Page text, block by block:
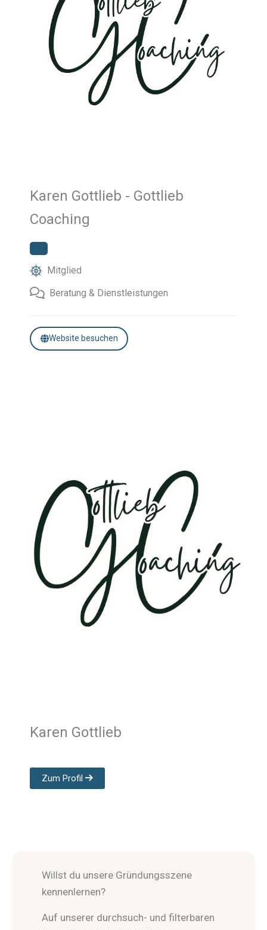
Karen Gottlieb - Gottlieb
Coaching
Mitglied
Beratung & Dienstleistungen
Website besuchen
Karen Gottlieb
Zum Profil
Willst du unsere Gründungsszene
kennenlernen?
Auf unserer durchsuch- und filterbaren